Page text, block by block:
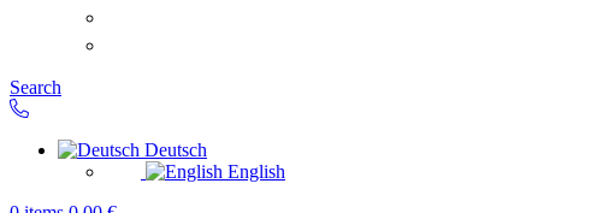
Search
Deutsch
English